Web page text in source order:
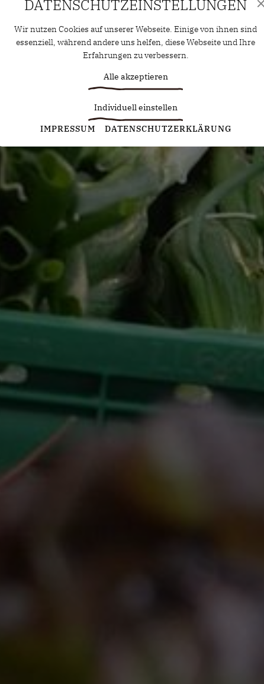
DATENSCHUTZ­EINSTELLUNGEN
Wir nutzen Cookies auf unserer Webseite. Einige von ihnen sind
essenziell, während andere uns helfen, diese Webseite und Ihre
Erfahrungen zu verbessern.
Alle akzeptieren
Individuell einstellen
Statistiken
Diese Cookies erfassen anonyme Statistiken. Diese
Informationen helfen uns zu verstehen, wie wir unsere Website
noch weiter optimieren können.
Google Analytics
Marketing Cookies werden von Drittanbietern oder Publishern
verwendet, um personalisierte Werbung anzuzeigen. Sie tun
dies, indem sie Besucher über Websites hinweg verfolgen.
Externe Medien
Wenn Cookies von externen Medien akzeptiert werden, bedarf
mehr.
Google Maps
Eingebettete Inhalte
IMPRESSUM DATENSCHUTZERKLÄRUNG